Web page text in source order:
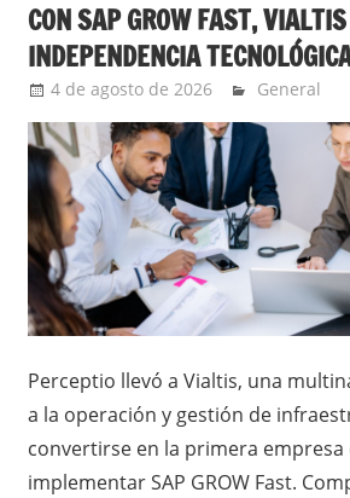
CON SAP GROW FAST,
INDEPENDENCIA
4 de agosto de 2026 YesidAguilar
General
Perceptio llevó a Vialtis, una
a la operación y gestión de
convertirse en la primera empresa
implementar SAP GROW Fast.